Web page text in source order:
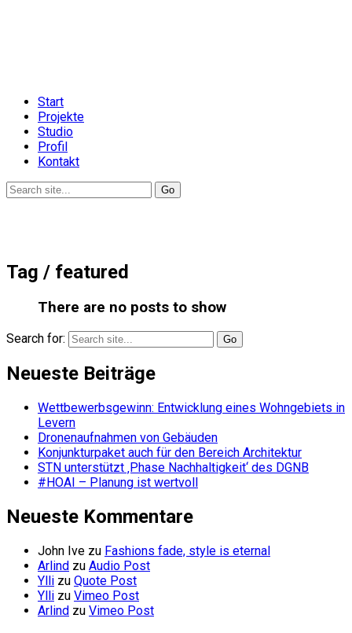
Start
Projekte
Studio
Profil
Kontakt
Tag / featured
There are no posts to show
Search for:
Neueste Beiträge
Wettbewerbsgewinn: Entwicklung eines Wohngebiets in
Levern
Dronenaufnahmen von Gebäuden
Konjunkturpaket auch für den Bereich Architektur
STN unterstützt ‚Phase Nachhaltigkeit‘ des DGNB
#HOAI – Planung ist wertvoll
Neueste Kommentare
John Ive zu Fashions fade, style is eternal
Arlind zu Audio Post
Ylli zu Quote Post
Ylli zu Vimeo Post
Arlind zu Vimeo Post